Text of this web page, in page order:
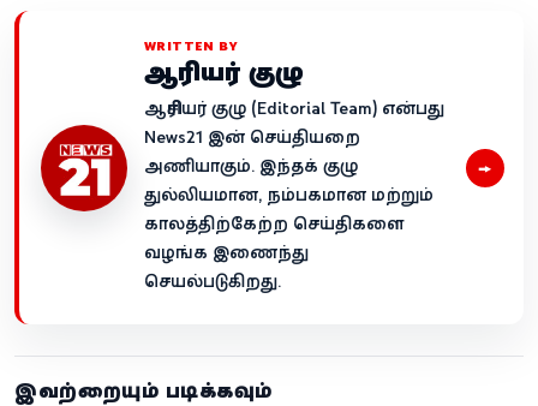
WRITTEN BY
ஆசிரியர் குழு
ஆசிரியர் குழு (Editorial Team) என்பது
News21 இன் செய்தியறை
அணியாகும். இந்தக் குழு
துல்லியமான, நம்பகமான மற்றும்
காலத்திற்கேற்ற செய்திகளை
வழங்க இணைந்து
செயல்படுகிறது.
→
இவற்றையும் படிக்கவும்